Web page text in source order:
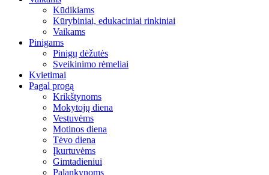
Kūdikiams
Kūrybiniai, edukaciniai rinkiniai
Vaikams
Pinigams
Pinigų dėžutės
Sveikinimo rėmeliai
Kvietimai
Pagal progą
Krikštynoms
Mokytojų diena
Vestuvėms
Motinos diena
Tėvo diena
Įkurtuvėms
Gimtadieniui
Palankynoms